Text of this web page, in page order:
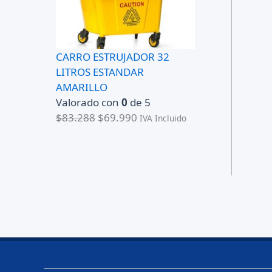
CARRO ESTRUJADOR 32
LITROS ESTANDAR
AMARILLO
Valorado con 0 de 5
$83.288 E
o
i
$69.990 E
a
t
IVA Incluido